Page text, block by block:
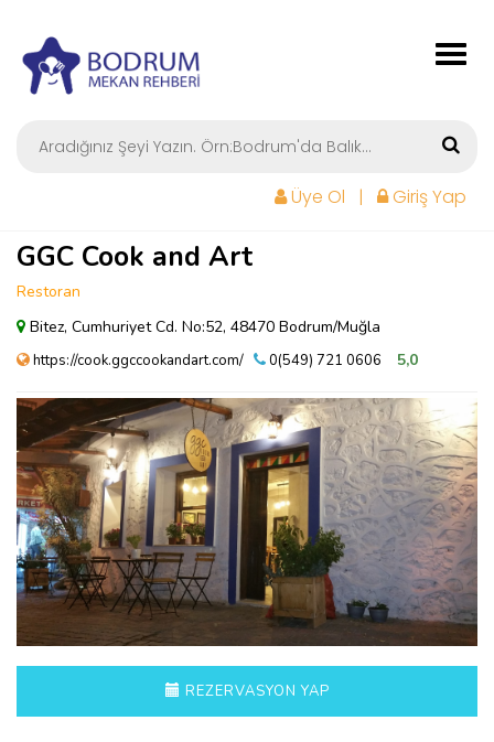
Üye Ol | Giriş Yap
GGC Cook and Art
Restoran
Bitez, Cumhuriyet Cd. No:52, 48470 Bodrum/Muğla
https://cook.ggccookandart.com/ 0(549) 721 0606 5,0
REZERVASYON YAP